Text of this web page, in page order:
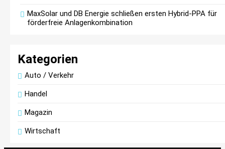
MaxSolar und DB Energie schließen ersten Hybrid-PPA für
förderfreie Anlagenkombination
Kategorien
Auto / Verkehr
Handel
Magazin
Wirtschaft